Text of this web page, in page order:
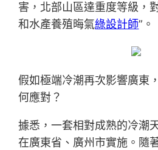
害，北部山區達重度等級，
和水產養殖晦氣綠設計師”。
假如極端冷潮再次影響廣東
何應對？
據悉，一套相對成熟的冷潮
在廣東省、廣州市實施。隨